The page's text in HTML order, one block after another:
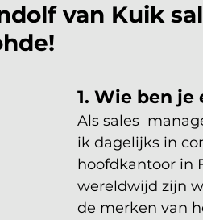
van Kuik
1. Wie ben je
Als sales
ik dagelijks in
hoofdkantoor in
wereldwijd zijn
de merken van